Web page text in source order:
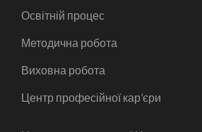
Освітній процес
Методична робота
Виховна робота
Центр професійної кар’єри